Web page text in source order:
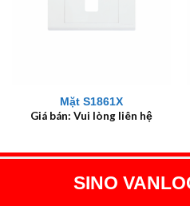
Mặt S1861X
Giá bán: Vui lòng liên hệ
SINO